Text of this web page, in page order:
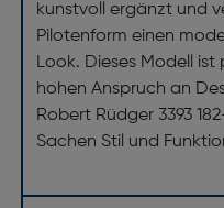
kunstvoll ergänzt und
Pilotenform einen
Look. Dieses Modell ist
hohen Anspruch an
Robert Rüdger 3393
Sachen Stil und